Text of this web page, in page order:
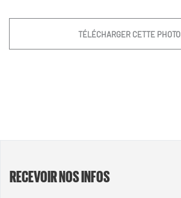
TÉLÉCHARGER CETTE PHOTO
RECEVOIR NOS INFOS